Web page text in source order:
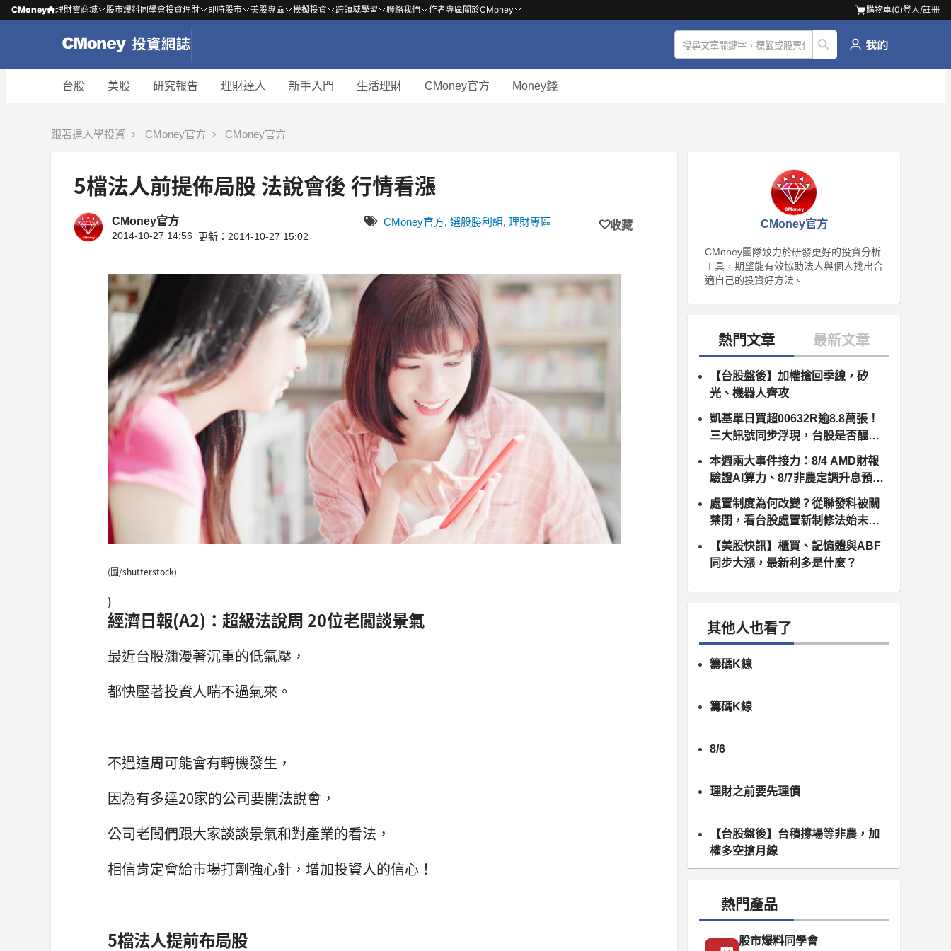
CMoney 理財寶商城 股市爆料同學會投資理財 即時股市 美股專區 模擬投資 跨領域學習 聯絡我們 作者專區關於CMoney 購物車(0)登入/註冊
台股 美股 研究報告 理財達人 新手入門 生活理財 CMoney官方 Money錢
跟著達人學投資 CMoney官方 CMoney官方
5檔法人前提佈局股 法說會後 行情看漲
CMoney官方
2014-10-27 14:56 更新：2014-10-27 15:02
CMoney官方, 選股勝利組, 理財專區 收藏
(圖/shutterstock)
}
經濟日報(A2)：超級法說周 20位老闆談景氣
最近台股瀰漫著沉重的低氣壓，
都快壓著投資人喘不過氣來。
不過這周可能會有轉機發生，
因為有多達20家的公司要開法說會，
公司老闆們跟大家談談景氣和對產業的看法，
相信肯定會給市場打劑強心針，增加投資人的信心！
5檔法人提前布局股
CMoney官方
CMoney團隊致力於研發更好的投資分析
工具，期望能有效協助法人與個人找出合
適自己的投資好方法。
【台股盤後】加權搶回季線，矽
光、機器人齊攻
凱基單日買超00632R逾8.8萬張！
三大訊號同步浮現，台股是否醞釀
變盤？
本週兩大事件接力：8/4 AMD財報
驗證AI算力、8/7非農定調升息預
期，台股供應鏈誰卡位最佳？
處置制度為何改變？從聯發科被關
禁閉，看台股處置新制修法始末（8
月10日正式上路）
【美股快訊】櫃買、記憶體與ABF
同步大漲，最新利多是什麼？
其他人也看了
籌碼K線
籌碼K線
8/6
理財之前要先理債
【台股盤後】台積撐場等非農，加
權多空搶月線
熱門產品
股市爆料同學會